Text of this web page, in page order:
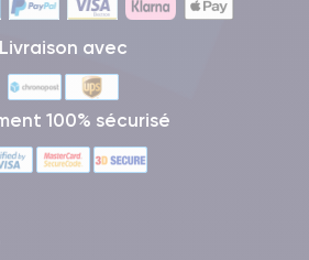
Livraison avec
100% sécurisé